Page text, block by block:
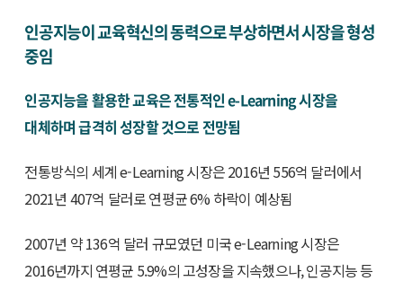
인공지능이 교육혁신의 동력으로 부상하면서 시장을 형성
중임
인공지능을 활용한 교육은 전통적인 e-Learning 시장을
대체하며 급격히 성장할 것으로 전망됨
전통방식의 세계 e-Learning 시장은 2016년 556억 달러에서
2021년 407억 달러로 연평균 6% 하락이 예상됨
2007년 약 136억 달러 규모였던 미국 e-Learning 시장은
2016년까지 연평균 5.9%의 고성장을 지속했으나, 인공지능 등